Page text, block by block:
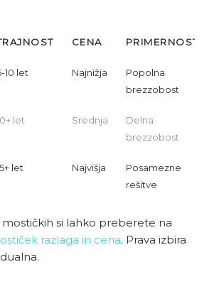
CENA PRIMERNOST
10 let Najnižja
Popolna
brezzobost
let Srednja
Delna
brezzobost
let Najvišja
Posamezne
rešitve
si lahko preberete na
razlaga in cena. Prava izbira